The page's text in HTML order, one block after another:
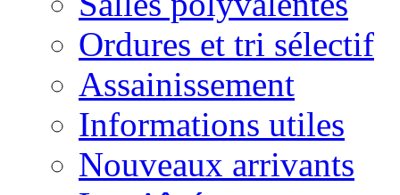
Ordures et tri sélectif
Assainissement
Informations utiles
Nouveaux arrivants